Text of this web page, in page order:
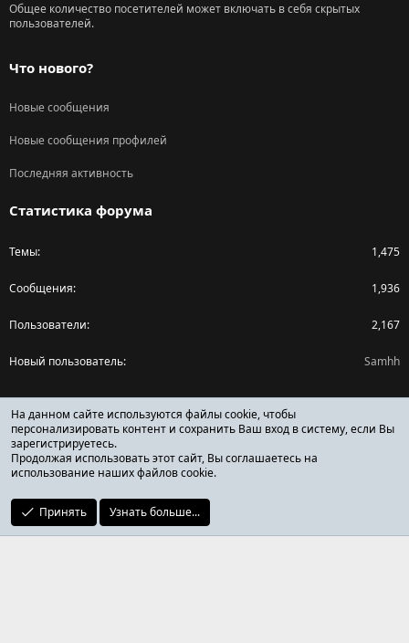
Общее количество посетителей может включать в себя скрытых
пользователей.
Что нового?
Новые сообщения
Новые сообщения профилей
Последняя активность
Статистика форума
Темы 1,475
Сообщения 1,936
Пользователи 2,167
Новый пользователь Samhh
Поделиться страницей
Facebook
X (Twitter)
Reddit
ОТЗЫВЫ ОНЛАЙН ФОРУМ
На данном сайте используются файлы cookie, чтобы
персонализировать контент и сохранить Ваш вход в систему, если Вы
зарегистрируетесь.
Продолжая использовать этот сайт, Вы соглашаетесь на
использование наших файлов cookie.
Принять Узнать больше...